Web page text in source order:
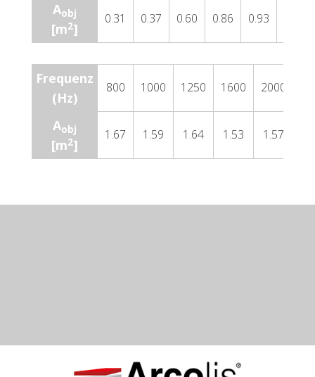
Aobj
[m2]
0.31 0.37 0.60 0.86 0.93
Frequenz
(Hz)
800 1000 1250 1600 2000
Aobj
[m2]
1.67 1.59 1.64 1.53 1.57